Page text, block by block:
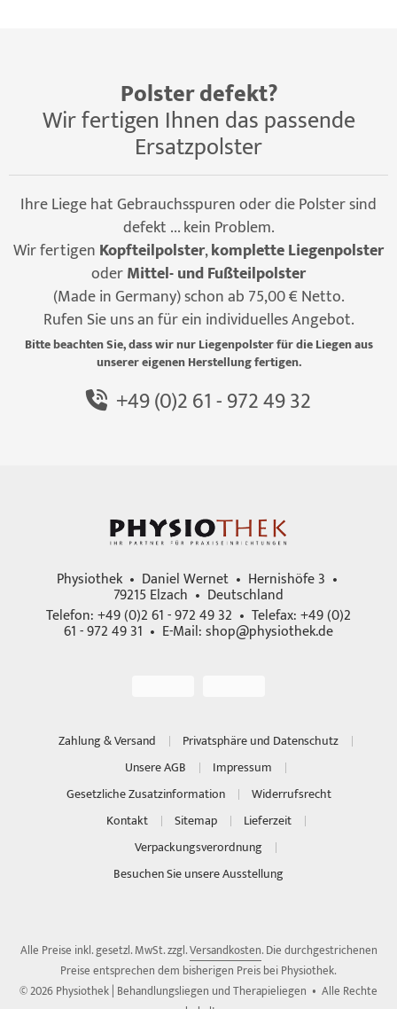
Polster defekt?
Wir fertigen Ihnen das passende
Ersatzpolster
Ihre Liege hat Gebrauchsspuren oder die Polster sind
defekt ... kein Problem.
Wir fertigen Kopfteilpolster,komplette Liegenpolster
oderMittel- und Fußteilpolster
(Made in Germany) schon ab 75,00 € Netto.
Rufen Sie uns an für ein individuelles Angebot.
Bitte beachten Sie, dass wir nur Liegenpolster für die Liegen aus
unserer eigenen Herstellung fertigen.
+49 (0)2 61 - 972 49 32
Physiothek • Daniel Wernet • Hernishöfe 3 •
79215 Elzach • Deutschland
Telefon: +49 (0)2 61 - 972 49 32 • Telefax: +49 (0)2
61 - 972 49 31 • E-Mail:shop@physiothek.de
Zahlung & Versand
Privatsphäre und Datenschutz
Unsere AGB
Impressum
Gesetzliche Zusatzinformation
Widerrufsrecht
Kontakt
Sitemap
Lieferzeit
Verpackungsverordnung
Besuchen Sie unsere Ausstellung
Alle Preise inkl. gesetzl. MwSt. zzgl.Versandkosten. Die durchgestrichenen
Preise entsprechen dem bisherigen Preis bei Physiothek.
© 2026 Physiothek | Behandlungsliegen und Therapieliegen • Alle Rechte